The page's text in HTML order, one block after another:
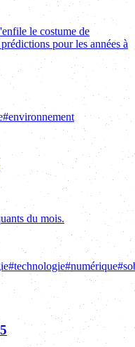
le costume de
pour les années à
#environnement
du mois.
#technologie#numérique#